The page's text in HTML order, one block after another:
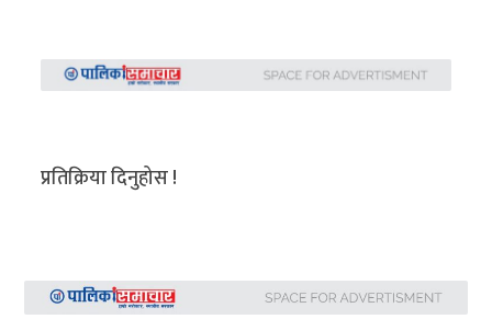
प्रतिक्रिया दिनुहोस !